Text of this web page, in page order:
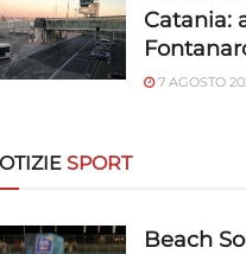
Catania:
7 AGOSTO
SPORT
Beach